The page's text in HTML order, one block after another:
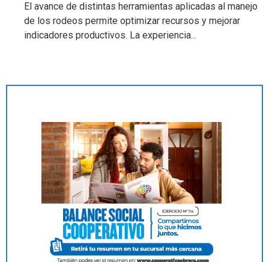
El avance de distintas herramientas aplicadas al manejo
de los rodeos permite optimizar recursos y mejorar
indicadores productivos. La experiencia...